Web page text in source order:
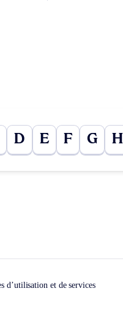
D E F G H
d’utilisation et de services